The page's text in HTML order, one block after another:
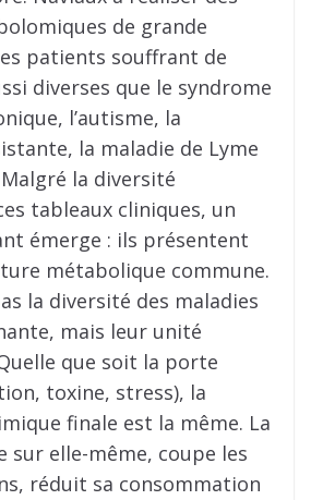
de grande
patients souffrant de
diverses que le syndrome
l’autisme, la
la maladie de Lyme
la diversité
tableaux cliniques, un
émerge : ils présentent
métabolique commune.
la diversité des maladies
mais leur unité
que soit la porte
toxine, stress), la
finale est la même. La
sur elle-même, coupe les
réduit sa consommation